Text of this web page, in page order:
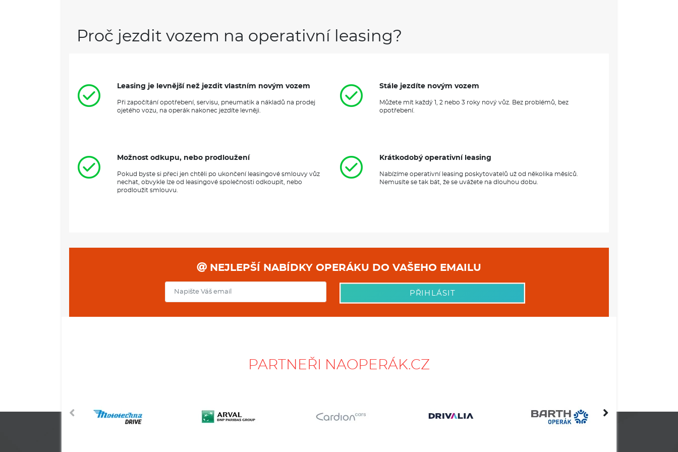
Proč jezdit vozem na operativní leasing?
Leasing je levnější než jezdit vlastním novým vozem
Při započítání opotřebení, servisu, pneumatik a nákladů na prodej
ojetého vozu, na operák nakonec jezdíte levněji.
Stále jezdíte novým vozem
Můžete mít každý 1, 2 nebo 3 roky nový vůz. Bez problémů, bez
opotřebení.
Možnost odkupu, nebo prodloužení
Pokud byste si přeci jen chtěli po ukončení leasingové smlouvy vůz
nechat, obvykle lze od leasingové společnosti odkoupit, nebo
prodloužit smlouvu.
Krátkodobý operativní leasing
Nabízíme operativní leasing poskytovatelů už od několika měsíců.
Nemusíte se tak bát, že se uvážete na dlouhou dobu.
NEJLEPŠÍ NABÍDKY OPERÁKU DO VAŠEHO EMAILU
PŘIHLÁSIT
PARTNEŘI NAOPERÁK.CZ